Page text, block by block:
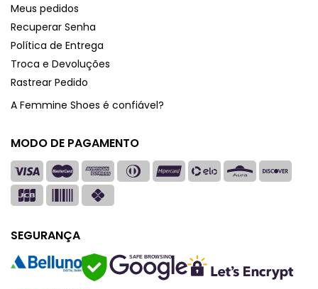
Meus pedidos
Recuperar Senha
Política de Entrega
Troca e Devoluções
Rastrear Pedido
A Femmine Shoes é confiável?
MODO DE PAGAMENTO
SEGURANÇA
SAFE BROWSING